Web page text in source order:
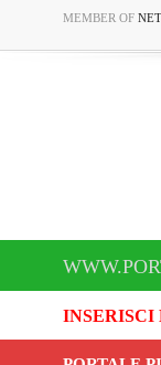
MEMBER OF
INSERISCI